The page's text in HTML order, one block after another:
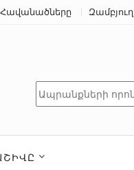
Հավանածները Զամբյուղ
Որոնել